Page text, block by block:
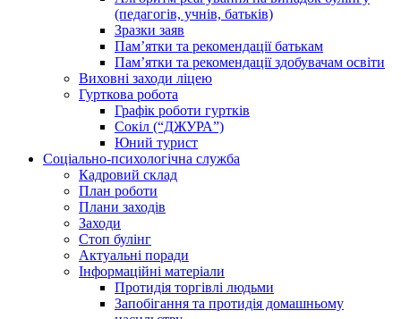
(педагогів, учнів, батьків)
Зразки заяв
Пам’ятки та рекомендації батькам
Пам’ятки та рекомендації здобувачам освіти
Виховні заходи ліцею
Гурткова робота
Графік роботи гуртків
Сокіл (“ДЖУРА”)
Юний турист
Соціально-психологічна служба
Кадровий склад
План роботи
Плани заходів
Заходи
Стоп булінг
Актуальні поради
Інформаційні матеріали
Протидія торгівлі людьми
Запобігання та протидія домашньому